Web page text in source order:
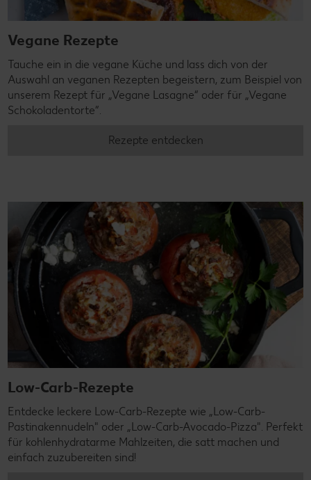
Vegane Rezepte
Tauche ein in die vegane Küche und lass dich von der
Auswahl an veganen Rezepten begeistern, zum Beispiel von
unserem Rezept für „Vegane Lasagne“ oder für „Vegane
Schokoladentorte“.
Rezepte entdecken
Low-Carb-Rezepte
Entdecke leckere Low-Carb-Rezepte wie „Low-Carb-
Pastinakennudeln" oder „Low-Carb-Avocado-Pizza". Perfekt
für kohlenhydratarme Mahlzeiten, die satt machen und
einfach zuzubereiten sind!